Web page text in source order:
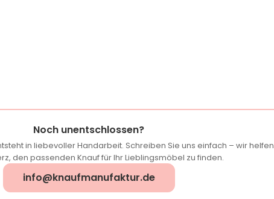
Noch unentschlossen?
in liebevoller Handarbeit. Schreiben Sie uns einfach – wir helfen
den passenden Knauf für Ihr Lieblingsmöbel zu finden.
info@knaufmanufaktur.de